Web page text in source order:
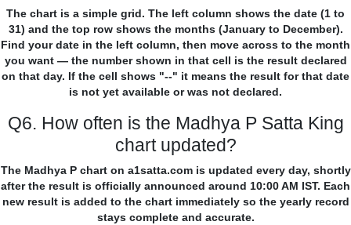
The chart is a simple grid. The left column shows the date (1 to
31) and the top row shows the months (January to December).
Find your date in the left column, then move across to the month
you want — the number shown in that cell is the result declared
on that day. If the cell shows "--" it means the result for that date
is not yet available or was not declared.
Q6. How often is the Madhya P Satta King
chart updated?
The Madhya P chart on a1satta.com is updated every day, shortly
after the result is officially announced around 10:00 AM IST. Each
new result is added to the chart immediately so the yearly record
stays complete and accurate.